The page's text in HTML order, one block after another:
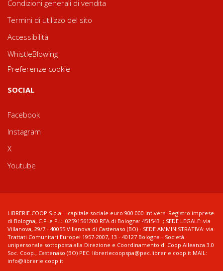
Condizioni generali di vendita
Termini di utilizzo del sito
Accessibilità
WhistleBlowing
Preferenze cookie
SOCIAL
Facebook
Instagram
X
Youtube
LIBRERIE.COOP S.p.a. - capitale sociale euro 900.000 int.vers. Registro imprese
di Bologna, C.F. e P.I.: 02591561200 REA di Bologna: 451543 ; SEDE LEGALE: via
Villanova, 29/7 - 40055 Villanova di Castenaso (BO) - SEDE AMMINISTRATIVA: via
Trattati Comunitari Europei 1957-2007, 13 - 40127 Bologna - Società
unipersonale sottoposta alla Direzione e Coordinamento di Coop Alleanza 3.0
Soc. Coop., Castenaso (BO) PEC: libreriecoopspa@pec.librerie.coop.it MAIL:
info@librerie.coop.it